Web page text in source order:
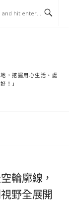
，挖掘用心生活、處
！」
輪廓線，
野全展開